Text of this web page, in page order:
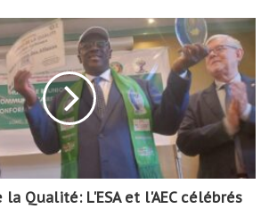
la Qualité: L'ESA et l'AEC célébrés